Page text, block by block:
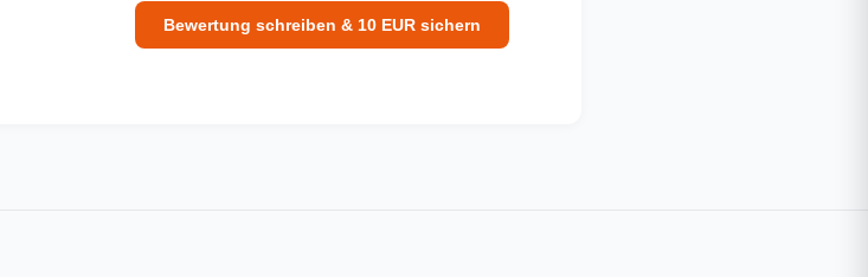
Bewertung schreiben & 10 EUR sichern